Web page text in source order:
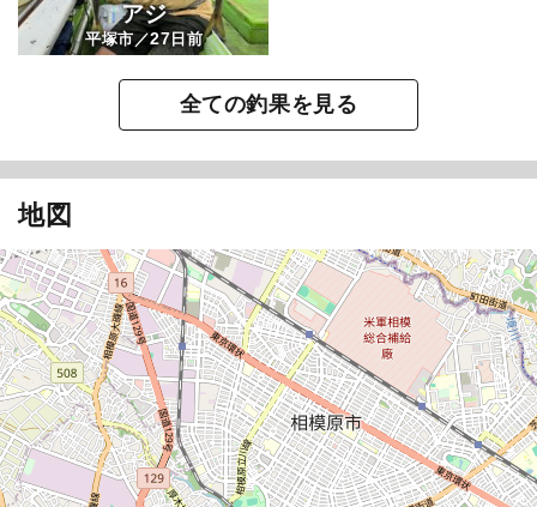
アジ
平塚市／27 日前
全ての釣果を見る
地図